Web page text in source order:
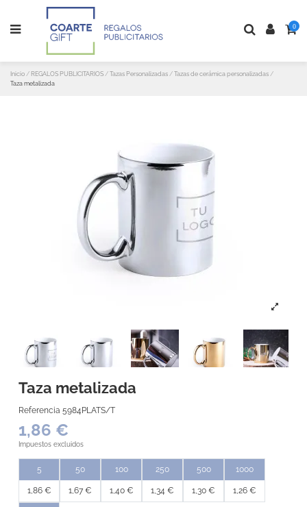
0
Inicio REGALOS PUBLICITARIOS Tazas Personalizadas
Tazas de cerámica personalizadas
Taza metalizada
Taza metalizada
Referencia 5984PLATS/T
1,86 €
Impuestos excluidos
5
1,86 €
50
1,67 €
100
1,40 €
250
1,34 €
500
1,30 €
1000
1,26 €